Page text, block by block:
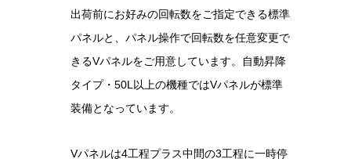
出荷前にお好みの回転数をご指定できる標準
パネルと、パネル操作で回転数を任意変更で
きるVパネルをご用意しています。自動昇降
タイプ・50L以上の機種ではVパネルが標準
装備となっています。
Vパネルは4工程プラス中間の3工程に一時停